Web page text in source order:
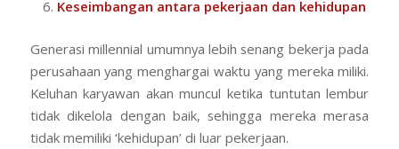
Keseimbangan antara pekerjaan dan kehidupan
Generasi millennial umumnya lebih senang bekerja pada
perusahaan yang menghargai waktu yang mereka miliki.
Keluhan karyawan akan muncul ketika tuntutan lembur
tidak dikelola dengan baik, sehingga mereka merasa
tidak memiliki ‘kehidupan’ di luar pekerjaan.